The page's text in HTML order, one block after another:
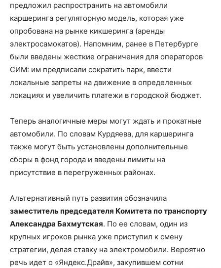
предложил распространить на автомобили
каршеринга регуляторную модель, которая уже
опробована на рынке кикшеринга (аренды
электросамокатов). Напомним, ранее в Петербурге
были введены жесткие ограничения для операторов
СИМ: им предписали сократить парк, ввести
локальные запреты на движение в определенных
локациях и увеличить платежи в городской бюджет.
Теперь аналогичные меры могут ждать и прокатные
автомобили. По словам Курдяева, для каршеринга
также могут быть установлены дополнительные
сборы в фонд города и введены лимиты на
присутствие в перегруженных районах.
Альтернативный путь развития обозначила
заместитель председателя Комитета по транспорту
Александра Бахмутская. По ее словам, один из
крупных игроков рынка уже приступил к смену
стратегии, делая ставку на электромобили. Вероятно
речь идет о «Яндекс.Драйв», закупившем сотни